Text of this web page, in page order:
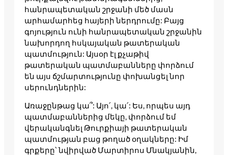
հանրապետական շրջանի մեծ մասն
արհամարհեց հայերի ներդրումը: Բայց
գոյություն ունի հանրապետական շրջանին
նախորդող հսկայական թատերական
պատմություն: Այսօր էլ քչաթիվ
թատերական պատմաբանները փորձում
են այս ճշմարտությունը փոխանցել նոր
սերունդներին:
Առաջընթաց կա՞: Այո՛, կա՛: Ես, որպես այդ
պատմաբաններից մեկը, փորձում եմ
վերականգնել Թուրքիայի թատերական
պատմության բաց թողած օղակները: Իմ
գրքերը՝ նվիրված Մարտիրոս Մնակյանին,